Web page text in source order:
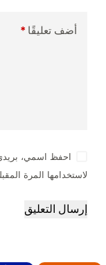
أضف تعليقًا *
احفظ اسمي، بريدي
لاستخدامها المرة
إرسال التعليق